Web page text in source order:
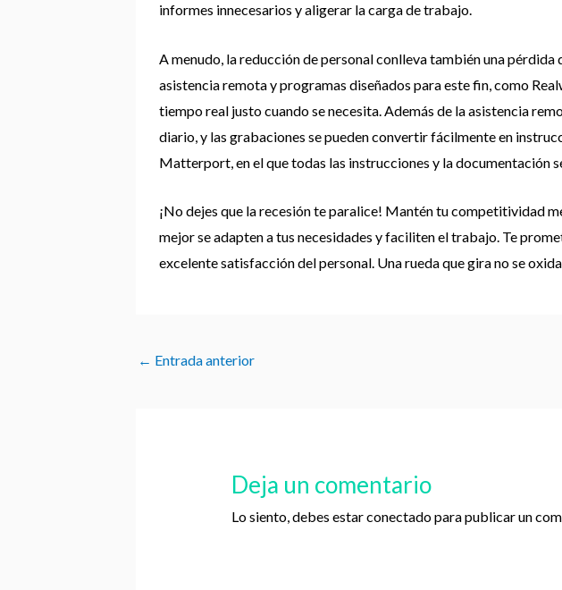
informes innecesarios y aligerar la carga de trabajo.
A menudo, la reducción de personal conlleva también una
asistencia remota y programas diseñados para este fin, como
tiempo real justo cuando se necesita. Además de la asistencia
diario, y las grabaciones se pueden convertir fácilmente en
Matterport, en el que todas las instrucciones y la documentación
¡No dejes que la recesión te paralice! Mantén tu competitividad
mejor se adapten a tus necesidades y faciliten el trabajo. Te
excelente satisfacción del personal. Una rueda que gira no se
← Entrada anterior
Deja un comentario
Lo siento, debes estarconectadopara publicar un